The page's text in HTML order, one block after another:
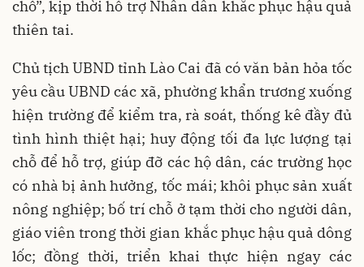
chỗ”, kịp thời hỗ trợ Nhân dân khắc phục hậu quả
thiên tai.
Chủ tịch UBND tỉnh Lào Cai đã có văn bản hỏa tốc
yêu cầu UBND các xã, phường khẩn trương xuống
hiện trường để kiểm tra, rà soát, thống kê đầy đủ
tình hình thiệt hại; huy động tối đa lực lượng tại
chỗ để hỗ trợ, giúp đỡ các hộ dân, các trường học
có nhà bị ảnh hưởng, tốc mái; khôi phục sản xuất
nông nghiệp; bố trí chỗ ở tạm thời cho người dân,
giáo viên trong thời gian khắc phục hậu quả dông
lốc; đồng thời, triển khai thực hiện ngay các